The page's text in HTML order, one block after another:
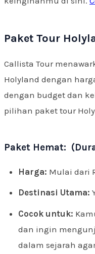
Paket Tour
Callista Tour
Holyland dengan
dengan budget dan
pilihan paket tour
Paket Hemat:
Harga: Mulai dari
Destinasi Utama:
Cocok untuk:
dan ingin
dalam sejarah